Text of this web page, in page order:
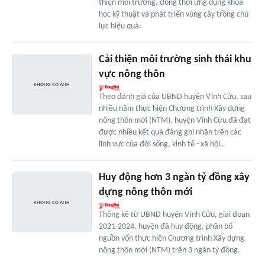
thiện môi trường, đồng thời ứng dụng khoa
học kỹ thuật và phát triển vùng cây trồng chủ
lực hiệu quả.
Cải thiện môi trường sinh thái khu
vực nông thôn
Theo đánh giá của UBND huyện Vĩnh Cửu, sau
nhiều năm thực hiện Chương trình Xây dựng
nông thôn mới (NTM), huyện Vĩnh Cửu đã đạt
được nhiều kết quả đáng ghi nhận trên các
lĩnh vực của đời sống, kinh tế - xã hội…
Huy động hơn 3 ngàn tỷ đồng xây
dựng nông thôn mới
Thống kê từ UBND huyện Vĩnh Cửu, giai đoạn
2021-2024, huyện đã huy động, phân bổ
nguồn vốn thực hiện Chương trình Xây dựng
nông thôn mới (NTM) trên 3 ngàn tỷ đồng.